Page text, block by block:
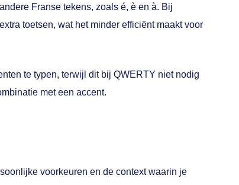
Franse tekens, zoals é, è en à. Bij
toetsen, wat het minder efficiënt maakt voor
te typen, terwijl dit bij QWERTY niet nodig
met een accent.
voorkeuren en de context waarin je